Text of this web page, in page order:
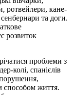
ротвейлери, кане-
сенбернари та доги.
розвиток
проблеми з
колі, спанієлів
способом життя.